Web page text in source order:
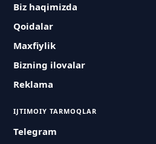
Biz haqimizda
Qoidalar
Maxfiylik
Bizning ilovalar
Reklama
IJTIMOIY TARMOQLAR
Telegram